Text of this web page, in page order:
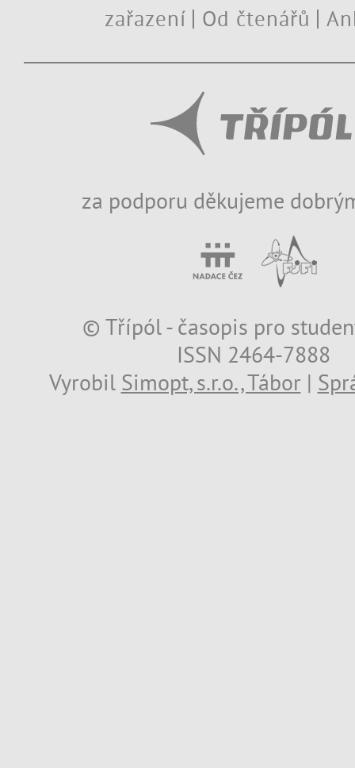
zařazení
Od čtenářů
za podporu děkujeme
© Třípól - časopis pro
ISSN 2464-7888
Vyrobil Simopt, s.r.o., Tábor |